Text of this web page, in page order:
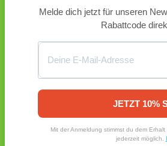
Melde dich jetzt für unseren
Rabattcode
JETZT 10%
Mit der Anmeldung stimmst du dem
jederzeit möglich.
Angemeldet bleiben Anmelden
Passwort vergessen?
Registrieren
Erforderlich
E-Mail-Adresse gesendet.